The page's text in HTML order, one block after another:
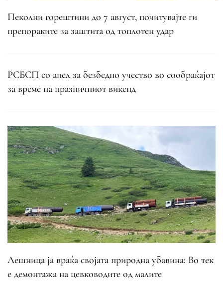
Пеколни горештини до 7 август, почитувајте ги
препораките за заштита од топлотен удар
РСБСП со апел за безбедно учество во сообраќајот
за време на празничниот викенд
Лешница ја враќа својата природна убавина: Во тек
е демонтажа на цевководите од малите